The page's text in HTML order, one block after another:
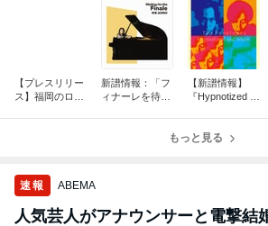
【プレスリリー
ス】福岡のロッ
新譜情報：「フ
ィナーレを待ち
【新譜情報】
『Hypnotized a
もっと見る
速報 ABEMA
人気芸人がアナウンサーと電撃結